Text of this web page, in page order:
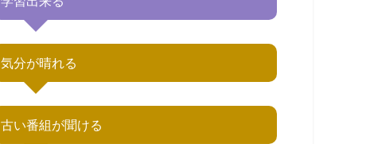
気分が晴れる
古い番組が聞ける